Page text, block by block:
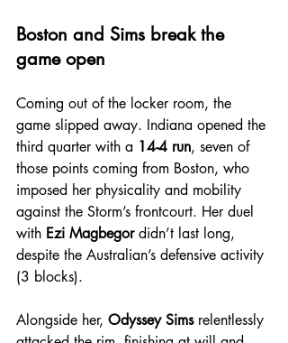
Boston and Sims break the
game open
Coming out of the locker room, the
game slipped away. Indiana opened the
third quarter with a 14-4 run, seven of
those points coming from Boston, who
imposed her physicality and mobility
against the Storm’s frontcourt. Her duel
with Ezi Magbegor didn’t last long,
despite the Australian’s defensive activity
(3 blocks).
Alongside her, Odyssey Sims relentlessly